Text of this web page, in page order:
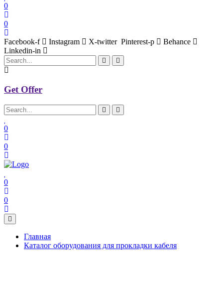
0
0
Facebook-f Instagram X-twitter Pinterest-p
Behance
Linkedin-in
Get Offer
0
0
0
0
Главная
Каталог оборудования для прокладки кабеля